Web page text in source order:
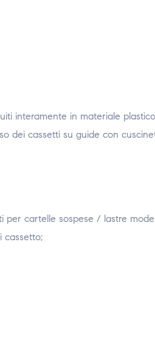
interamente in materiale
dei cassetti su guide con
per cartelle sospese / lastre
cassetto;